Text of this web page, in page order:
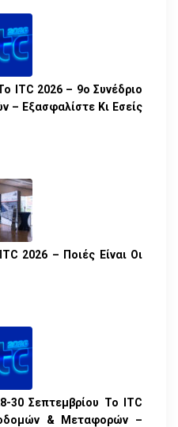
ITC 2026 – 9ο Συνέδριο
Εξασφαλίστε Κι Εσείς
2026 – Ποιές Είναι Οι
30 Σεπτεμβρίου Το ITC
& Μεταφορών –